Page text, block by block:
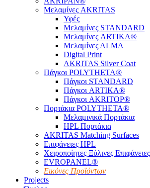
Μελαμίνες AKRITAS
Υφές
Μελαμίνες STANDARD
Μελαμίνες ARTIKA®
Μελαμίνες ΑLMA
Digital Print
AKRITAS Silver Coat
Πάγκοι POLYTHETA®
Πάγκοι STANDARD
Πάγκοι ARTIKA®
Πάγκοι AKRITOP®
Πορτάκια POLYTHETA®
Μελαμινικά Πορτάκια
HPL Πορτάκια
AKRITAS Matching Surfaces
Επιφάνειες HPL
Χειροποίητες Ξύλινες Επιφάνειες
EVROPANEL®
Εικόνες Προϊόντων
Projects